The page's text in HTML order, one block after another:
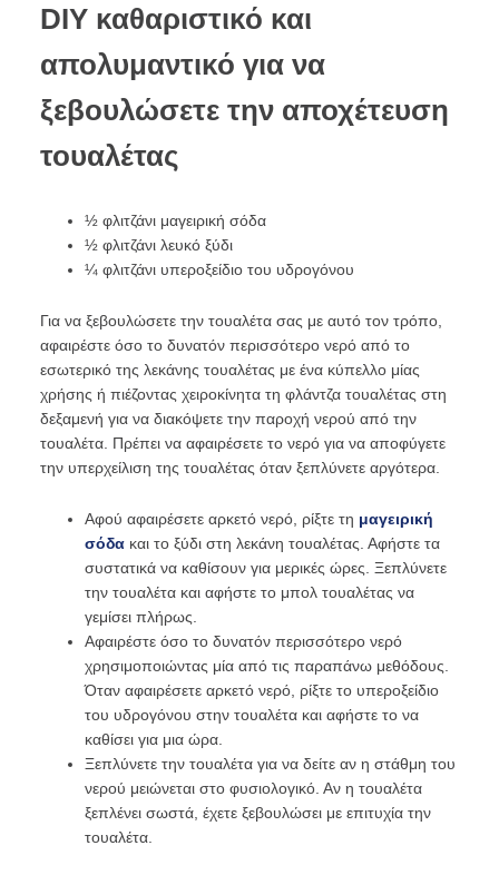
DIY καθαριστικό και
απολυμαντικό για να
ξεβουλώσετε την αποχέτευση
τουαλέτας
½ φλιτζάνι μαγειρική σόδα
½ φλιτζάνι λευκό ξύδι
¼ φλιτζάνι υπεροξείδιο του υδρογόνου
Για να ξεβουλώσετε την τουαλέτα σας με αυτό τον τρόπο,
αφαιρέστε όσο το δυνατόν περισσότερο νερό από το
εσωτερικό της λεκάνης τουαλέτας με ένα κύπελλο μίας
χρήσης ή πιέζοντας χειροκίνητα τη φλάντζα τουαλέτας στη
δεξαμενή για να διακόψετε την παροχή νερού από την
τουαλέτα. Πρέπει να αφαιρέσετε το νερό για να αποφύγετε
την υπερχείλιση της τουαλέτας όταν ξεπλύνετε αργότερα.
Αφού αφαιρέσετε αρκετό νερό, ρίξτε τη μαγειρική
σόδακαι το ξύδι στη λεκάνη τουαλέτας. Αφήστε τα
συστατικά να καθίσουν για μερικές ώρες. Ξεπλύνετε
την τουαλέτα και αφήστε το μπολ τουαλέτας να
γεμίσει πλήρως.
Αφαιρέστε όσο το δυνατόν περισσότερο νερό
χρησιμοποιώντας μία από τις παραπάνω μεθόδους.
Όταν αφαιρέσετε αρκετό νερό, ρίξτε το υπεροξείδιο
του υδρογόνου στην τουαλέτα και αφήστε το να
καθίσει για μια ώρα.
Ξεπλύνετε την τουαλέτα για να δείτε αν η στάθμη του
νερού μειώνεται στο φυσιολογικό. Αν η τουαλέτα
ξεπλένει σωστά, έχετε ξεβουλώσει με επιτυχία την
τουαλέτα.